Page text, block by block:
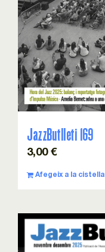
JazzButlleti 169
3,00 €
Afegeix a la cistella